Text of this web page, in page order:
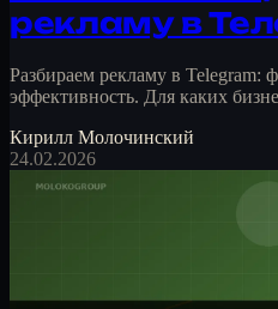
рекламу в
Разбираем рекламу в Telegram:
эффективность. Для каких
Кирилл Молочинский
24.02.2026